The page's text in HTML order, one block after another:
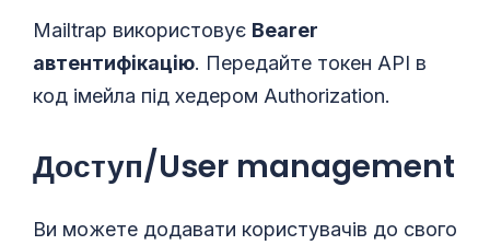
Mailtrap використовує Bearer
автентифікацію. Передайте токен API в
код імейла під хедером Authorization.
Доступ/User management
Ви можете додавати користувачів до свого